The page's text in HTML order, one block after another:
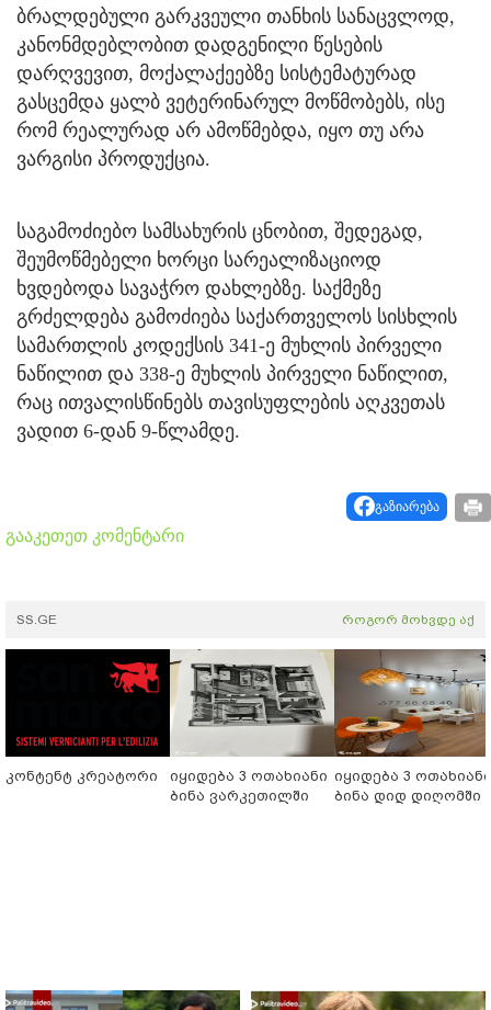
ბრალდებული გარკვეული თანხის სანაცვლოდ,
კანონმდებლობით დადგენილი წესების
დარღვევით, მოქალაქეებზე სისტემატურად
გასცემდა ყალბ ვეტერინარულ მოწმობებს, ისე
რომ რეალურად არ ამოწმებდა, იყო თუ არა
ვარგისი პროდუქცია.
საგამოძიებო სამსახურის ცნობით, შედეგად,
შეუმოწმებელი ხორცი სარეალიზაციოდ
ხვდებოდა სავაჭრო დახლებზე. საქმეზე
გრძელდება გამოძიება საქართველოს სისხლის
სამართლის კოდექსის 341-ე მუხლის პირველი
ნაწილით და 338-ე მუხლის პირველი ნაწილით,
რაც ითვალისწინებს თავისუფლების აღკვეთას
ვადით 6-დან 9-წლამდე.
გაზიარება
გააკეთეთ კომენტარი
SS.GE როგორ მოხვდე აქ
კონტენტ კრეატორი
იყიდება 3 ოთახიანი
ბინა ვარკეთილში
იყიდება 3 ოთახიანი
ბინა დიდ დიღომში